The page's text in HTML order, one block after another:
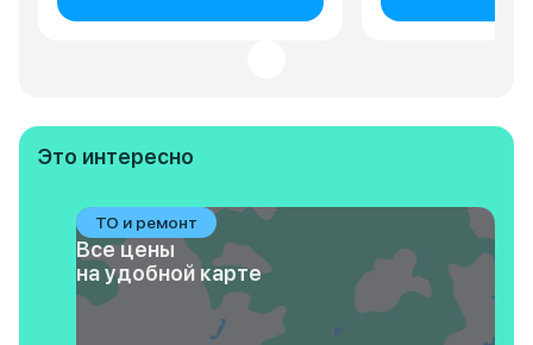
Это интересно
ТО и ремонт
Все цены
на удобной карте